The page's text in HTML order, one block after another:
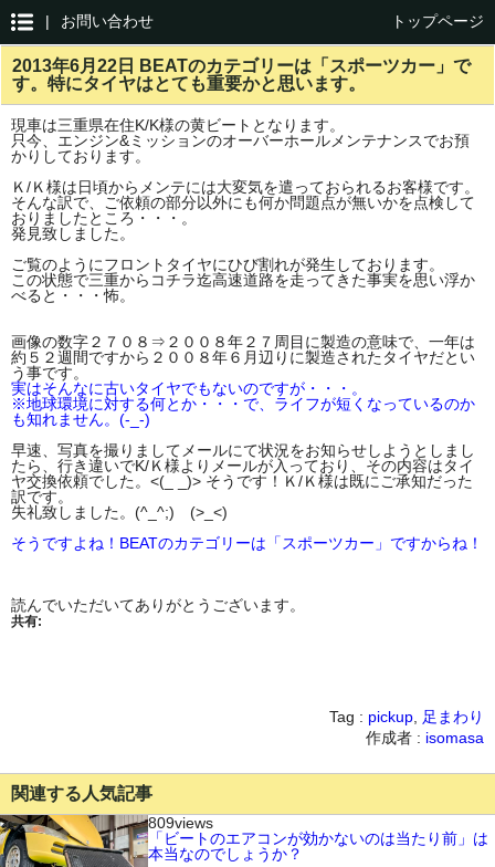
| お問い合わせ トップページ
2013年6月22日 BEATのカテゴリーは「スポーツカー」で
す。特にタイヤはとても重要かと思います。
現車は三重県在住K/K様の黄ビートとなります。
只今、エンジン&ミッションのオーバーホールメンテナンスでお預
かりしております。
Ｋ/Ｋ様は日頃からメンテには大変気を遣っておられるお客様です。
そんな訳で、ご依頼の部分以外にも何か問題点が無いかを点検して
おりましたところ・・・。
発見致しました。
ご覧のようにフロントタイヤにひび割れが発生しております。
この状態で三重からコチラ迄高速道路を走ってきた事実を思い浮か
べると・・・怖。
画像の数字２７０８⇒２００８年２７周目に製造の意味で、一年は
約５２週間ですから２００８年６月辺りに製造されたタイヤだとい
う事です。
実はそんなに古いタイヤでもないのですが・・・。
※地球環境に対する何とか・・・で、ライフが短くなっているのか
も知れません。(-_-)
早速、写真を撮りましてメールにて状況をお知らせしようとしまし
たら、行き違いでK/Ｋ様よりメールが入っており、その内容はタイ
ヤ交換依頼でした。<(_ _)> そうです！Ｋ/Ｋ様は既にご承知だった
訳です。
失礼致しました。(^_^;) (>_<)
そうですよね！BEATのカテゴリーは「スポーツカー」ですからね！
読んでいただいてありがとうございます。
共有:
Tag : pickup
足まわり
作成者 : isomasa
関連する人気記事
809views
「ビートのエアコンが効かないのは当たり前」は
本当なのでしょうか？